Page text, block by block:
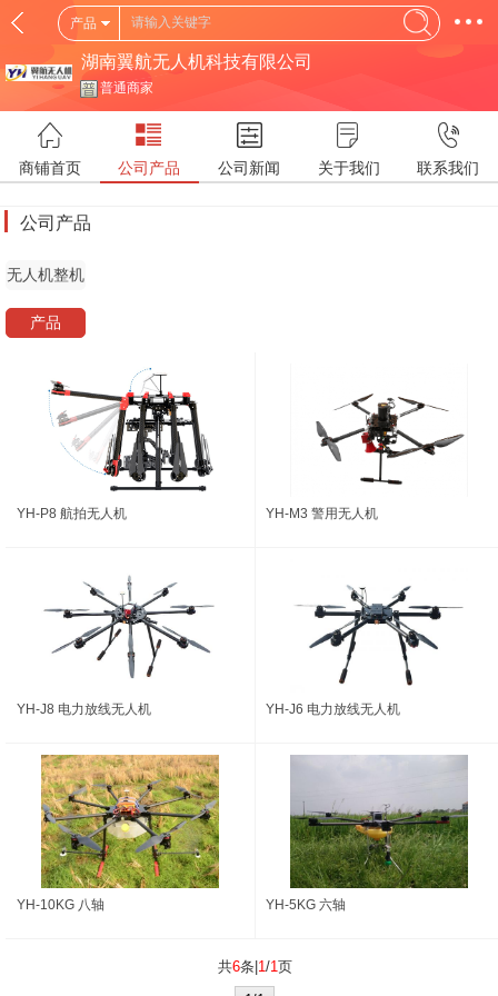
产品
湖南翼航无人机科技有限公司
普通商家
商铺首页 公司产品 公司新闻 关于我们 联系我们
公司产品
无人机整机
产品
YH-P8 航拍无人机 YH-M3 警用无人机
YH-J8 电力放线无人机 YH-J6 电力放线无人机
YH-10KG 八轴 YH-5KG 六轴
共6条| 1/1页